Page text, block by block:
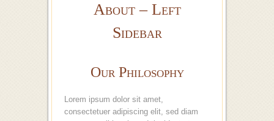
About – Left
Sidebar
Our Philosophy
Lorem ipsum dolor sit amet,
consectetuer adipiscing elit, sed diam